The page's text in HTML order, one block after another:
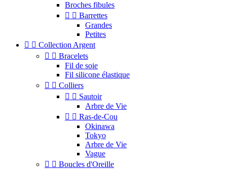
Broches fibules
  Barrettes
Grandes
Petites
  Collection Argent
  Bracelets
Fil de soie
Fil silicone élastique
  Colliers
  Sautoir
Arbre de Vie
  Ras-de-Cou
Okinawa
Tokyo
Arbre de Vie
Vague
  Boucles d'Oreille